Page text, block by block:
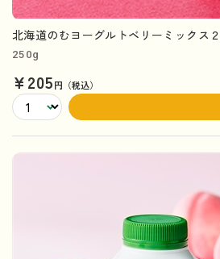
北海道のむヨーグルトベリーミックス
250g
¥205円（税込）